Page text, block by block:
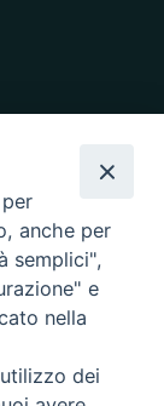
anche per
semplici",
e
nella
dei